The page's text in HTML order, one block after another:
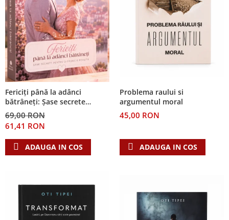
Fericiți până la adânci
bătrâneți: Șase secrete
pentru o căsnicie reușită
69,00 RON
61,41 RON
ADAUGA IN COS
Problema raului si
argumentul moral
45,00 RON
ADAUGA IN COS